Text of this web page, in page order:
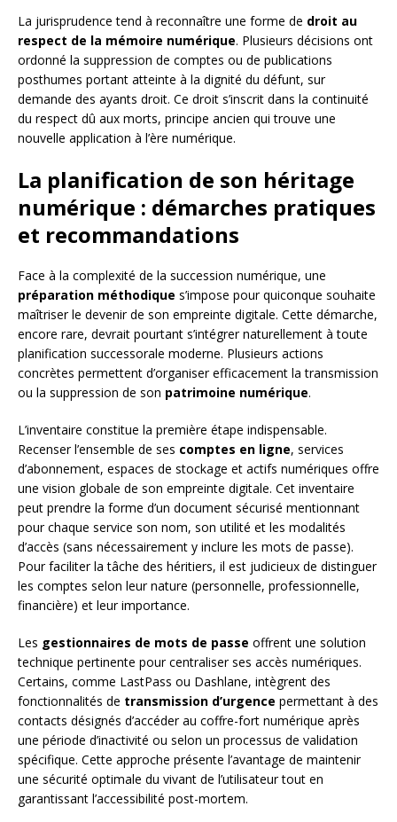
La jurisprudence tend à reconnaître une forme de droit au
respect de la mémoire numérique. Plusieurs décisions ont
ordonné la suppression de comptes ou de publications
posthumes portant atteinte à la dignité du défunt, sur
demande des ayants droit. Ce droit s’inscrit dans la continuité
du respect dû aux morts, principe ancien qui trouve une
nouvelle application à l’ère numérique.
La planification de son héritage
numérique : démarches pratiques
et recommandations
Face à la complexité de la succession numérique, une
préparation méthodique s’impose pour quiconque souhaite
maîtriser le devenir de son empreinte digitale. Cette démarche,
encore rare, devrait pourtant s’intégrer naturellement à toute
planification successorale moderne. Plusieurs actions
concrètes permettent d’organiser efficacement la transmission
ou la suppression de son patrimoine numérique.
L’inventaire constitue la première étape indispensable.
Recenser l’ensemble de ses comptes en ligne, services
d’abonnement, espaces de stockage et actifs numériques offre
une vision globale de son empreinte digitale. Cet inventaire
peut prendre la forme d’un document sécurisé mentionnant
pour chaque service son nom, son utilité et les modalités
d’accès (sans nécessairement y inclure les mots de passe).
Pour faciliter la tâche des héritiers, il est judicieux de distinguer
les comptes selon leur nature (personnelle, professionnelle,
financière) et leur importance.
Les gestionnaires de mots de passe offrent une solution
technique pertinente pour centraliser ses accès numériques.
Certains, comme LastPass ou Dashlane, intègrent des
fonctionnalités de transmission d’urgence permettant à des
contacts désignés d’accéder au coffre-fort numérique après
une période d’inactivité ou selon un processus de validation
spécifique. Cette approche présente l’avantage de maintenir
une sécurité optimale du vivant de l’utilisateur tout en
garantissant l’accessibilité post-mortem.